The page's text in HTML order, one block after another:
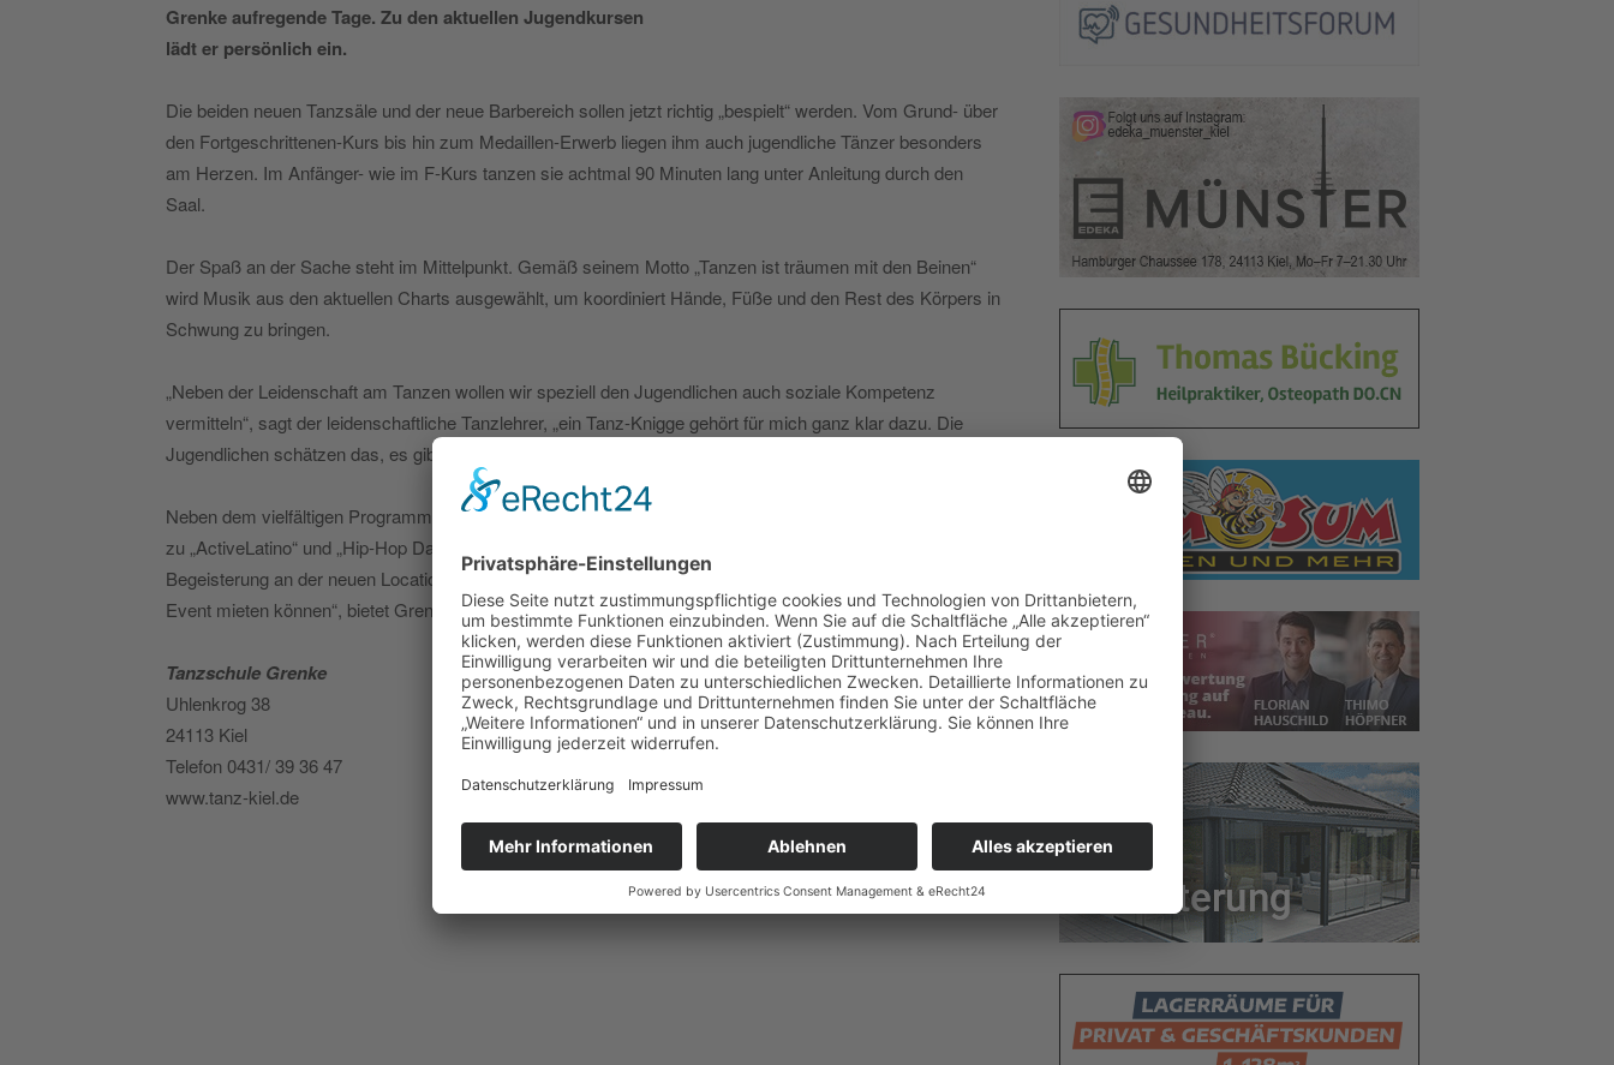
Grenke aufregende Tage. Zu den aktuellen Jugendkursen
lädt er persönlich ein.
Die beiden neuen Tanzsäle und der neue Barbereich sollen jetzt richtig „bespielt“ werden. Vom Grund- über
den Fortgeschrittenen-Kurs bis hin zum Medaillen-Erwerb liegen ihm auch jugendliche Tänzer besonders
am Herzen. Im Anfänger- wie im F-Kurs tanzen sie achtmal 90 Minuten lang unter Anleitung durch den
Saal.
Der Spaß an der Sache steht im Mittelpunkt. Gemäß seinem Motto „Tanzen ist träumen mit den Beinen“
wird Musik aus den aktuellen Charts ausgewählt, um koordiniert Hände, Füße und den Rest des Körpers in
Schwung zu bringen.
„Neben der Leidenschaft am Tanzen wollen wir speziell den Jugendlichen auch soziale Kompetenz
vermitteln“, sagt der leidenschaftliche Tanzlehrer, „ein Tanz-Knigge gehört für mich ganz klar dazu. Die
Jugendlichen schätzen das, es gibt ihnen Sicherheit. Gelacht wird dabei natürlich auch.“
Neben dem vielfältigen Programm für alle Altersgruppen – von Standard über Latein und Discofox bis hin
zu „ActiveLatino“ und „Hip-Hop Dance“ bleiben keine Wünsche offen – teilt Dirk Grenke auch die
Begeisterung an der neuen Location. „Wir sind so stolz auf unseren neuen Ort, dass Sie ihn auch für Ihr
Event mieten können“, bietet Grenke an. „Sehen Sie selbst, kommen Sie vorbei!“
Tanzschule Grenke
Uhlenkrog 38
24113 Kiel
Telefon 0431/ 39 36 47
www.tanz-kiel.de